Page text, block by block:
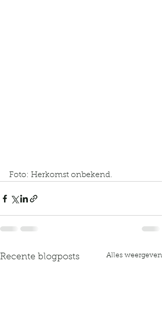
Foto: Herkomst onbekend.
Recente blogposts Alles weergeven